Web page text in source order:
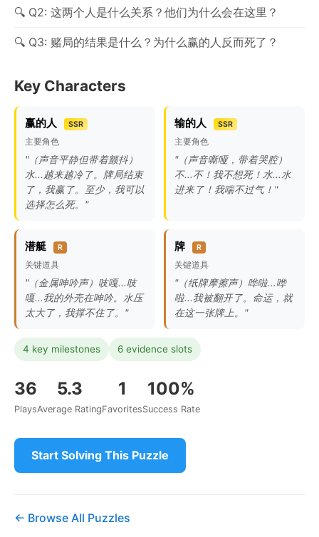
Q2: 这两个人是什么关系？他们为什么会在这里？
Q3: 赌局的结果是什么？为什么赢的人反而死了？
Key Characters
赢的人 SSR
主要角色
"（声音平静但带着颤抖）
水...越来越冷了。牌局结束
了，我赢了。至少，我可以
选择怎么死。"
输的人 SSR
主要角色
"（声音嘶哑，带着哭腔）
不...不！我不想死！水...水
进来了！我喘不过气！"
潜艇 R
关键道具
"（金属呻吟声）吱嘎...吱
嘎...我的外壳在呻吟。水压
太大了，我撑不住了。"
牌 R
关键道具
"（纸牌摩擦声）哗啦...哗
啦...我被翻开了。命运，就
在这一张牌上。"
4 key milestones 6 evidence slots
36
Plays
5.3
Average Rating
1
Favorites
100%
Success Rate
Start Solving This Puzzle
← Browse All Puzzles